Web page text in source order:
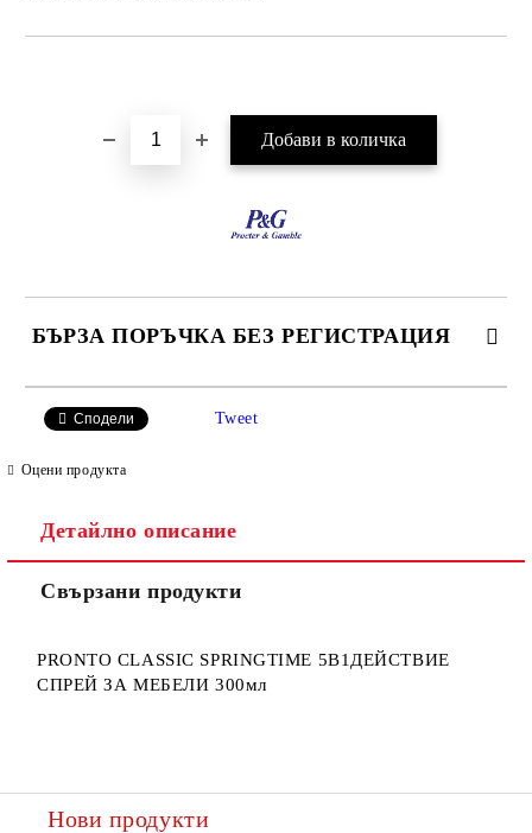
БЪРЗА ПОРЪЧКА БЕЗ РЕГИСТРАЦИЯ
Ние ще се свържем с вас в рамките на работния ден.
Сподели Tweet
Оцени продукта
Детайлно описание
Свързани продукти
PRONTO CLASSIC SPRINGTIME 5В1ДЕЙСТВИЕ
СПРЕЙ ЗА МЕБЕЛИ 300мл
Нови продукти